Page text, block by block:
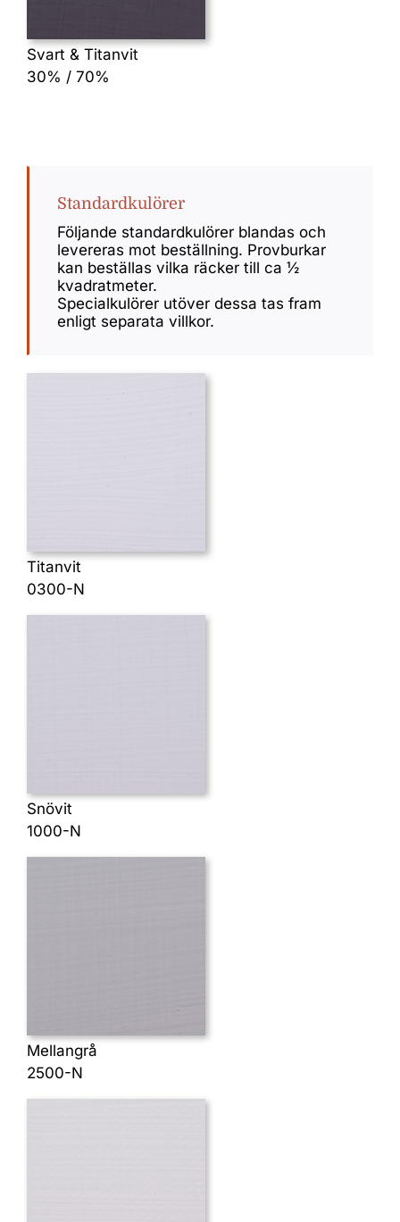
Svart & Titanvit
30% / 70%
Standardkulörer
Följande standardkulörer blandas och
levereras mot beställning. Provburkar
kan beställas vilka räcker till ca ½
kvadratmeter.
Specialkulörer utöver dessa tas fram
enligt separata villkor.
Titanvit
0300-N
Snövit
1000-N
Mellangrå
2500-N